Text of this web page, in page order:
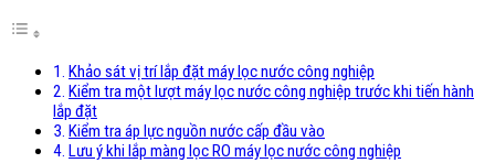
Khảo sát vị trí lắp đặt máy lọc nước công nghiệp
Kiểm tra một lượt máy lọc nước công nghiệp trước khi tiến hành
lắp đặt
Kiểm tra áp lực nguồn nước cấp đầu vào
Lưu ý khi lắp màng lọc RO máy lọc nước công nghiệp